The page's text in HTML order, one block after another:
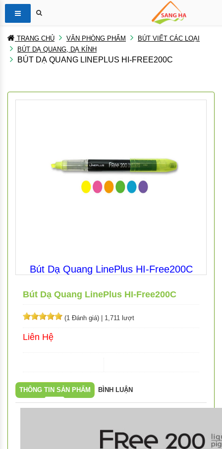
TRANG CHỦ VĂN PHÒNG PHẨM
BÚT VIẾT CÁC LOẠI
BÚT DẠ QUANG, DẠ KÍNH
BÚT DẠ QUANG LINEPLUS HI-FREE200C
Bút Dạ Quang LinePlus HI-Free200C
Bút Dạ Quang LinePlus HI-Free200C
(1 Đánh giá) 1,711 lượt
Liên Hệ
THÔNG TIN SẢN PHẨM BÌNH LUẬN